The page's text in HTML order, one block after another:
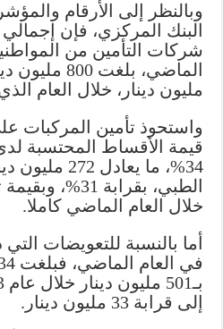
وبالنظر إلى الأرقام
البنك المركزي، فإن
شركات التأمين من
مليون دينار، خلال العام
واستحوذ تأمين المركبات
قيمة الأقساط المحتسبة
34%، ما يعادل
خلال العام الماضي كاملا.
أما بالنسبة للتعويضات
إلى قرابة 33 مليون دينار.